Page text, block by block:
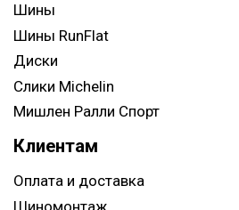
Шины
Шины RunFlat
Диски
Слики Michelin
Мишлен Ралли Спорт
Клиентам
Оплата и доставка
Шиномонтаж